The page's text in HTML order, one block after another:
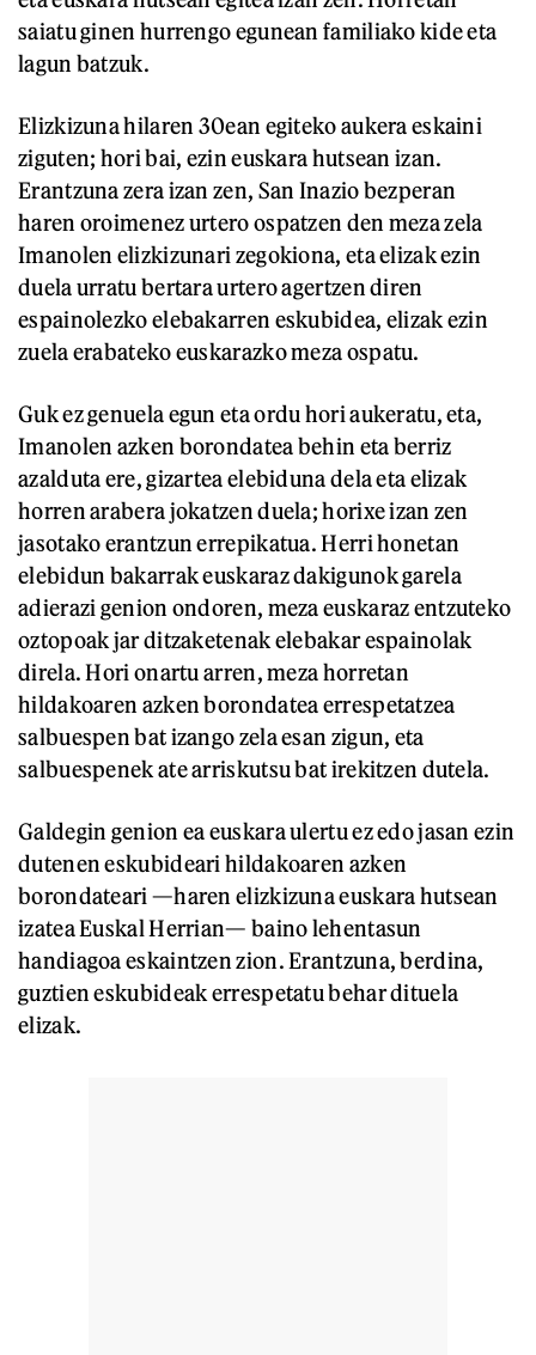
saiatu ginen hurrengo egunean familiako kide eta
lagun batzuk.
Elizkizuna hilaren 30ean egiteko aukera eskaini
ziguten; hori bai, ezin euskara hutsean izan.
Erantzuna zera izan zen, San Inazio bezperan
haren oroimenez urtero ospatzen den meza zela
Imanolen elizkizunari zegokiona, eta elizak ezin
duela urratu bertara urtero agertzen diren
espainolezko elebakarren eskubidea, elizak ezin
zuela erabateko euskarazko meza ospatu.
Guk ez genuela egun eta ordu hori aukeratu, eta,
Imanolen azken borondatea behin eta berriz
azalduta ere, gizartea elebiduna dela eta elizak
horren arabera jokatzen duela; horixe izan zen
jasotako erantzun errepikatua. Herri honetan
elebidun bakarrak euskaraz dakigunok garela
adierazi genion ondoren, meza euskaraz entzuteko
oztopoak jar ditzaketenak elebakar espainolak
direla. Hori onartu arren, meza horretan
hildakoaren azken borondatea errespetatzea
salbuespen bat izango zela esan zigun, eta
salbuespenek ate arriskutsu bat irekitzen dutela.
Galdegin genion ea euskara ulertu ez edo jasan ezin
dutenen eskubideari hildakoaren azken
borondateari —haren elizkizuna euskara hutsean
izatea Euskal Herrian— baino lehentasun
handiagoa eskaintzen zion. Erantzuna, berdina,
guztien eskubideak errespetatu behar dituela
elizak.